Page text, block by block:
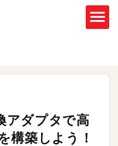
アダプタで高
構築しよう！